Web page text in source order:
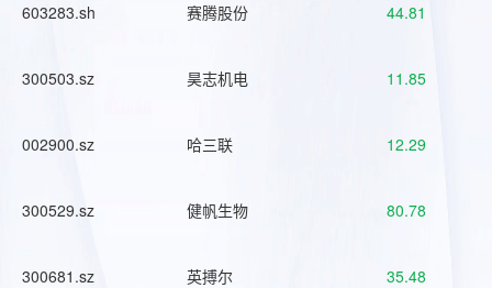
603283.sh 赛腾股份 44.81
300503.sz 昊志机电 11.85
002900.sz 哈三联 12.29
300529.sz 健帆生物 80.78
300681.sz 英搏尔 35.48